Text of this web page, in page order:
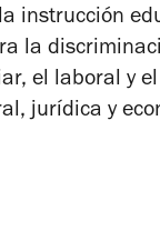
instrucción
la
el laboral y
jurídica y